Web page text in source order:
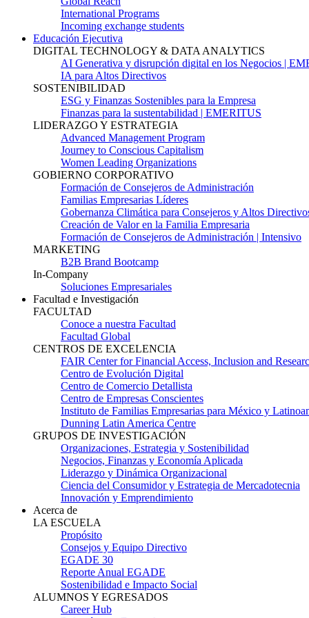
International Programs
Incoming exchange students
Educación Ejecutiva
DIGITAL TECHNOLOGY & DATA ANALYTICS
AI Generativa y disrupción digital en los Negocios |
IA para Altos Directivos
SOSTENIBILIDAD
ESG y Finanzas Sostenibles para la Empresa
Finanzas para la sustentabilidad | EMERITUS
LIDERAZGO Y ESTRATEGIA
Advanced Management Program
Journey to Conscious Capitalism
Women Leading Organizations
GOBIERNO CORPORATIVO
Formación de Consejeros de Administración
Familias Empresarias Líderes
Gobernanza Climática para Consejeros y Altos
Creación de Valor en la Familia Empresaria
Formación de Consejeros de Administración | Intensivo
MARKETING
B2B Brand Bootcamp
In-Company
Soluciones Empresariales
Facultad e Investigación
FACULTAD
Conoce a nuestra Facultad
Facultad Global
CENTROS DE EXCELENCIA
FAIR Center for Financial Access, Inclusion and
Centro de Evolución Digital
Centro de Comercio Detallista
Centro de Empresas Conscientes
Instituto de Familias Empresarias para México y
Dunning Latin America Centre
GRUPOS DE INVESTIGACIÓN
Organizaciones, Estrategia y Sostenibilidad
Negocios, Finanzas y Economía Aplicada
Liderazgo y Dinámica Organizacional
Ciencia del Consumidor y Estrategia de Mercadotecnia
Innovación y Emprendimiento
Acerca de
LA ESCUELA
Propósito
Consejos y Equipo Directivo
EGADE 30
Reporte Anual EGADE
Sostenibilidad e Impacto Social
ALUMNOS Y EGRESADOS
Career Hub